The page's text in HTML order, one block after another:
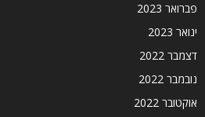
פברואר 2023
ינואר 2023
דצמבר 2022
נובמבר 2022
אוקטובר 2022